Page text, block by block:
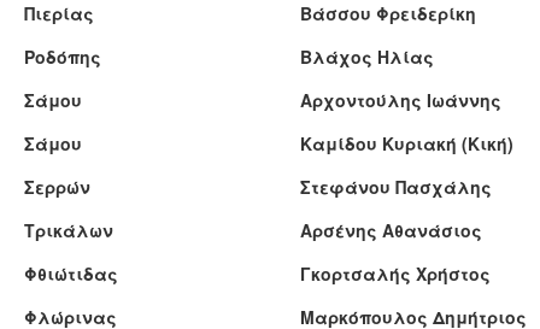
Πιερίας
Βάσσου Φρειδερίκη
Ροδόπης
Βλάχος Ηλίας
Σάμου
Αρχοντούλης Ιωάννης
Σάμου
Καμίδου Κυριακή (Κική)
Σερρών
Στεφάνου Πασχάλης
Τρικάλων
Αρσένης Αθανάσιος
Φθιώτιδας
Γκορτσαλής Χρήστος
Φλώρινας
Μαρκόπουλος Δημήτριος